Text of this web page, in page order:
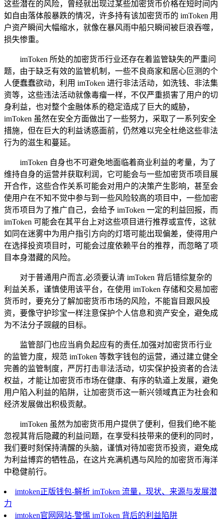
这些潜在的风险，曾经就出现过某些加密货币价格在短时间内
如自由落体般暴跌的情况，许多持有该加密货币的 imToken 用
户资产瞬间大幅缩水，就像在暴风雨中船只瞬间被巨浪吞噬，
损失惨重。
imToken 所处的加密货币行业还存在着监管缺失的严重问
题，由于缺乏有效的监管机制，一些不良商家和居心叵测的个
人便蠢蠢欲动，利用 imToken 进行非法活动，如洗钱、非法集
资等，这些违法活动就像毒瘤一样，不仅严重损害了用户的切
身利益，也对整个金融体系的稳定造成了巨大的威胁，
imToken 虽然在安全方面做出了一些努力，采取了一系列安全
措施，但在巨大的利益诱惑面前，仍然难以完全杜绝这些非法
行为的滋生和蔓延。
imToken 自身也不可避免地面临着商业利益的考量，为了
维持自身的运营并获取利润，它可能会与一些加密货币项目展
开合作，这些合作关系可能会对用户的决策产生影响，甚至会
使用户在不知不觉中参与到一些风险较高的项目中，一些加密
货币项目为了推广自己，会给予 imToken 一定的利益回报，而
imToken 可能会在其平台上对这些项目进行推荐或宣传，这就
如同在迷雾中为用户指引方向的灯塔可能出现偏差，使得用户
在选择投资项目时，可能会过度依赖平台的推荐，而忽略了项
目本身潜藏的风险。
对于普通用户而言,必须要认清 imToken 背后错综复杂的
利益关系，谨慎使用该平台，在使用 imToken 存储和交易加密
货币时，要充分了解加密货币市场的风险，不能盲目跟风投
资，要像守护珍宝一样注意保护个人信息和资产安全，避免成
为不法分子觊觎的目标。
监管部门也应当肩负起应有的责任,加强对加密货币行业
的监管力度，规范 imToken 等数字钱包的运营，通过建立健全
完善的监管制度，严厉打击非法活动，切实保护投资者的合法
权益，才能让加密货币市场在健康、有序的轨道上发展，避免
用户陷入利益的陷阱，让加密货币这一新兴领域真正为社会和
经济发展做出积极贡献。
imToken 虽然为加密货币用户提供了便利，但我们绝不能
忽视其背后隐藏的利益问题，在享受科技带来的便利的同时，
我们要时刻保持清醒的头脑，谨慎对待加密货币投资，避免成
为利益博弈的牺牲品，在这片充满机遇与风险的加密货币海洋
中稳健前行。
imtoken正版钱包-解析 imToken 流量，现状、来源与发展潜
力
imtoken官网网站-警惕 imToken 背后的利益陷阱